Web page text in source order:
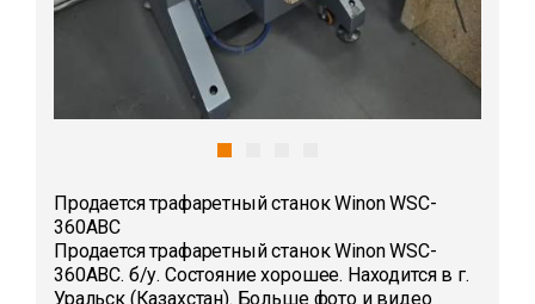
Продается трафаретный станок Winon WSC-
360ABC
Продается трафаретный станок Winon WSC-
360ABC. б/у. Состояние хорошее. Находится в г.
Уральск (Казахстан). Больше фото и видео